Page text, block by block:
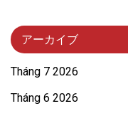
アーカイブ
Tháng 7 2026
Tháng 6 2026